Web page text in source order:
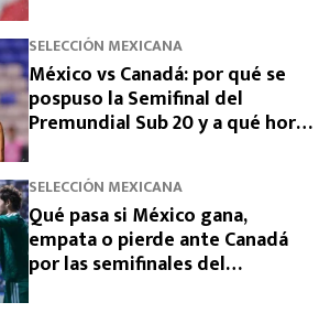
SELECCIÓN MEXICANA
México vs Canadá: por qué se
pospuso la Semifinal del
Premundial Sub 20 y a qué hora
SELECCIÓN MEXICANA
Qué pasa si México gana,
empata o pierde ante Canadá
por las semifinales del